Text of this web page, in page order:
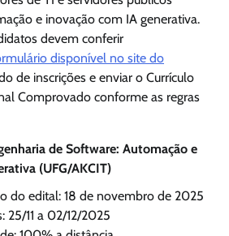
e inovação com IA generativa.
devem conferir
disponível no site do
de inscrições e enviar o Currículo
Comprovado conforme as regras
de Software: Automação e
(UFG/AKCIT)
do edital: 18 de novembro de 2025
25/11 a 02/12/2025